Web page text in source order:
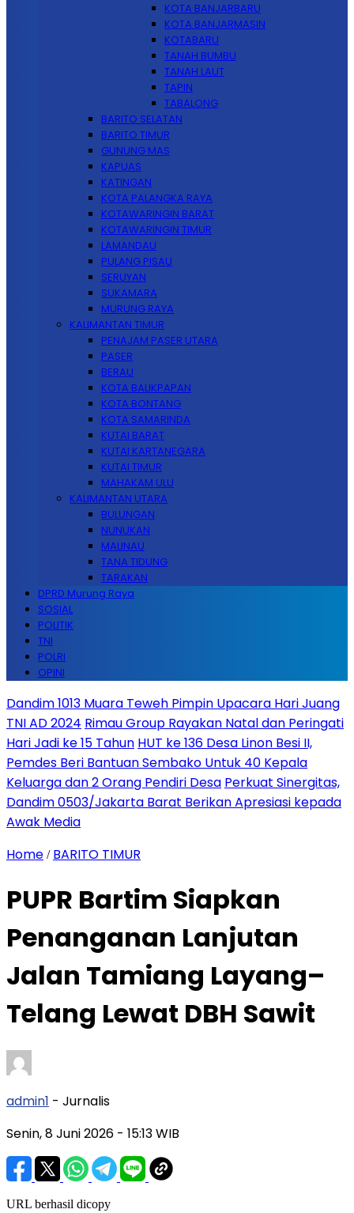
KOTA BANJARBARU
KOTA BANJARMASIN
KOTABARU
TANAH BUMBU
TANAH LAUT
TAPIN
TABALONG
BARITO SELATAN
BARITO TIMUR
GUNUNG MAS
KAPUAS
KATINGAN
KOTA PALANGKA RAYA
KOTAWARINGIN BARAT
KOTAWARINGIN TIMUR
LAMANDAU
PULANG PISAU
SERUYAN
SUKAMARA
MURUNG RAYA
KALIMANTAN TIMUR
PENAJAM PASER UTARA
PASER
BERAU
KOTA BALIKPAPAN
KOTA BONTANG
KOTA SAMARINDA
KUTAI BARAT
KUTAI KARTANEGARA
KUTAI TIMUR
MAHAKAM ULU
KALIMANTAN UTARA
BULUNGAN
NUNUKAN
MALINAU
TANA TIDUNG
TARAKAN
DPRD Murung Raya
SOSIAL
POLITIK
TNI
POLRI
OPINI
Dandim 1013 Muara Teweh Pimpin Upacara Hari Juang
TNI AD 2024 Rimau Group Rayakan Natal dan Peringati
Hari Jadi ke 15 Tahun HUT ke 136 Desa Linon Besi II,
Pemdes Beri Bantuan Sembako Untuk 40 Kepala
Keluarga dan 2 Orang Pendiri Desa Perkuat Sinergitas,
Dandim 0503/Jakarta Barat Berikan Apresiasi kepada
Awak Media
Home / BARITO TIMUR
PUPR Bartim Siapkan
Penanganan Lanjutan
Jalan Tamiang Layang–
Telang Lewat DBH Sawit
admin1 - Jurnalis
Senin, 8 Juni 2026 - 15:13 WIB
URL berhasil dicopy